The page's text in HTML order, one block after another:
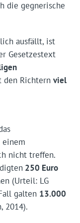
die gegnerische
ausfällt, ist
Gesetzestext
den Richtern viel
einem
nicht treffen.
250 Euro
(Urteil: LG
galten 13.000
2014).